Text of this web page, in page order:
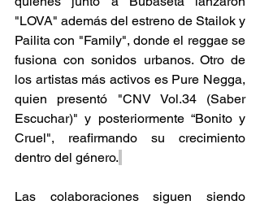
"LOVA" además del estreno de Stailok y
Pailita con "Family", donde el reggae se
fusiona con sonidos urbanos. Otro de
los artistas más activos es Pure Negga,
quien presentó "CNV Vol.34 (Saber
Escuchar)" y posteriormente “Bonito y
Cruel", reafirmando su crecimiento
dentro del género.
Las colaboraciones siguen siendo